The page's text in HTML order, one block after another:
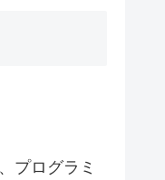
プログラミ